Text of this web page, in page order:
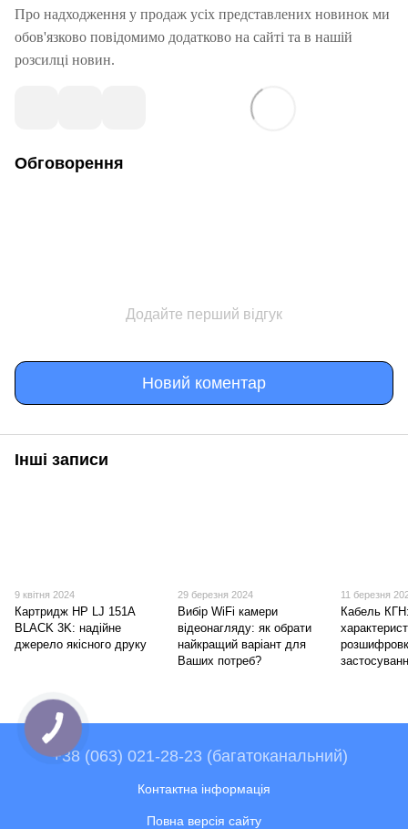
Про надходження у продаж усіх представлених новинок ми
обов'язково повідомимо додатково на сайті та в нашій
розсилці новин.
Обговорення
Додайте перший відгук
Новий коментар
Інші записи
9 квітня 2024
Картридж HP LJ 151A
BLACK 3K: надійне
джерело якісного друку
29 березня 2024
Вибір WiFi камери
відеонагляду: як обрати
найкращий варіант для
Ваших потреб?
11 березня
Кабель
+38 (063) 021-28-23 (багатоканальний)
Контактна інформація
Повна версія сайту